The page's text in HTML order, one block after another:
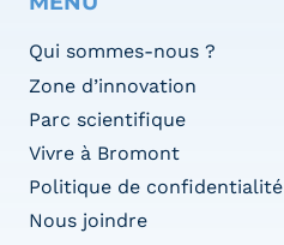
Qui sommes-nous ?
Zone d’innovation
Parc scientifique
Vivre à Bromont
Politique de confidentialité
Nous joindre